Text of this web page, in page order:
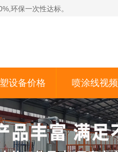
环保一次性达标。
设备价格 喷涂线视频